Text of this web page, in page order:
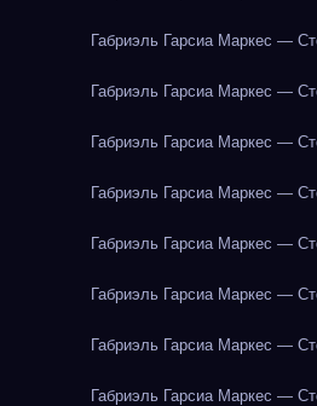
Габриэль Гарсиа Маркес —
Габриэль Гарсиа Маркес —
Габриэль Гарсиа Маркес —
Габриэль Гарсиа Маркес —
Габриэль Гарсиа Маркес —
Габриэль Гарсиа Маркес —
Габриэль Гарсиа Маркес —
Габриэль Гарсиа Маркес —